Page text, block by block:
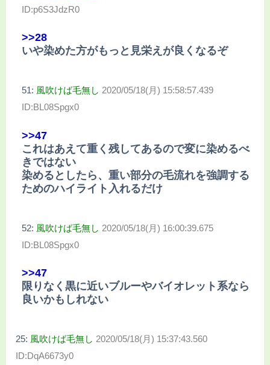
ID:p6S3JdzR0
>>28
いや染めた方がもっと見栄えが良くなるぞ
51: 風吹けば毛無し 2020/05/18(月) 15:58:57.439
ID:BL08Spgx0
>>47
これはあえて重く残してあるので変に染めるべ
きではない
染めるとしたら、重い部分の毛流れを強調する
ためのハイライト入れるだけ
52: 風吹けば毛無し 2020/05/18(月) 16:00:39.675
ID:BL08Spgx0
>>47
限りなく黒に近いブルーやバイオレット系なら
良いかもしれない
25: 風吹けば毛無し 2020/05/18(月) 15:37:43.560
ID:DqA6673y0